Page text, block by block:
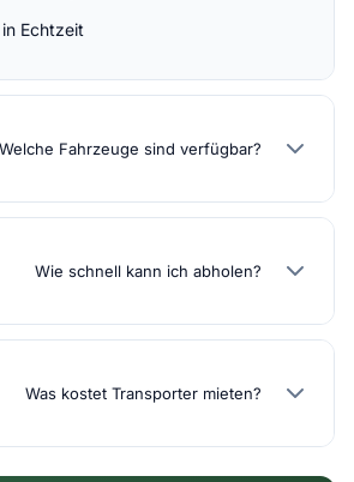
Echtzeit
Welche Fahrzeuge sind verfügbar?
Wie schnell kann ich abholen?
Was kostet Transporter mieten?